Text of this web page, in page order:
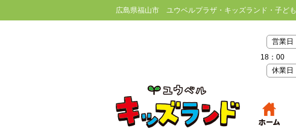
広島県福山市 ユウベルプラザ・キッズランド・子ど
営業日
18：00
休業日